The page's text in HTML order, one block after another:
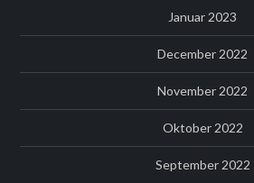
Januar 2023
December 2022
November 2022
Oktober 2022
September 2022